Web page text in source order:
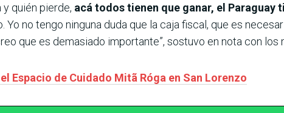
y quién pierde, acá todos tienen que ganar, el Paraguay
Yo no tengo ninguna duda que la caja fiscal, que es
que es demasiado importante”, sostuvo en nota con los
Espacio de Cuidado Mitã Róga en San Lorenzo